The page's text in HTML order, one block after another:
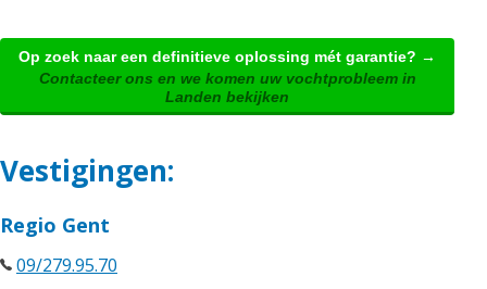
Op zoek naar een definitieve oplossing mét garantie? →
Contacteer ons en we komen uw vochtprobleem in
Landen bekijken
Vestigingen:
Regio Gent
09/279.95.70